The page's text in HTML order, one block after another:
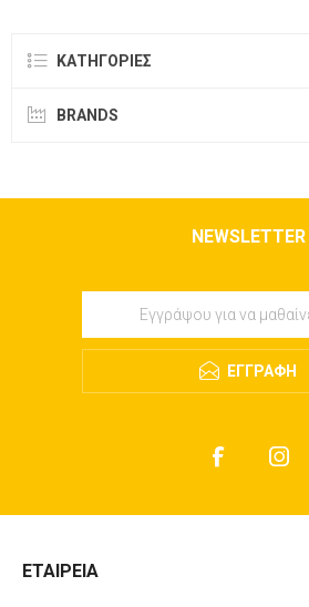
ΚΑΤΗΓΟΡΊΕΣ
BRANDS
NEWSLETTER
ΕΓΓΡΑΦΉ
ΕΤΑΙΡΕΊΑ